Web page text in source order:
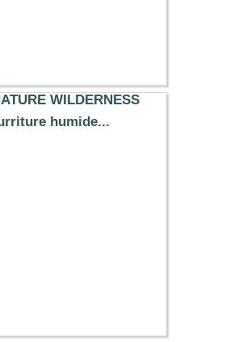
WILDERNESS
humide...